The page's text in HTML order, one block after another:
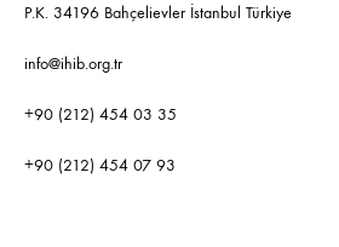
P.K. 34196 Bahçelievler İstanbul Türkiye
info@ihib.org.tr
+90 (212) 454 03 35
+90 (212) 454 07 93